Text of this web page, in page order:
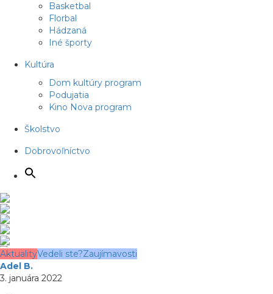
Basketbal
Florbal
Hádzaná
Iné športy
Kultúra
Dom kultúry program
Podujatia
Kino Nova program
Školstvo
Dobrovoľníctvo
AktualityVedeli ste?Zaujímavosti
Adel B.
3. januára 2022